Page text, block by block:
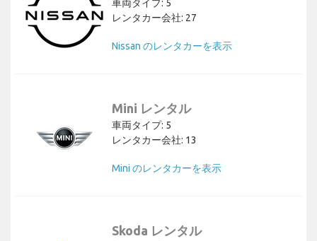
車両タイプ: 5
レンタカー会社: 27
Nissan のレンタカーを表示
Mini レンタル
車両タイプ: 5
レンタカー会社: 13
Mini のレンタカーを表示
Skoda レンタル